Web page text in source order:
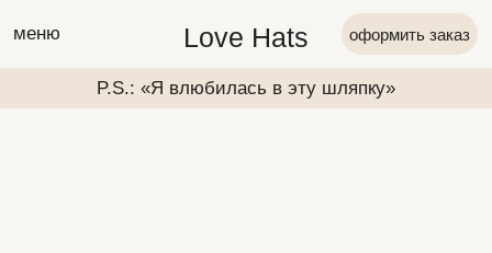
Love Hats
меню оформить заказ
P.S.: «Я влюбилась в эту шляпку» P.S.: «Я